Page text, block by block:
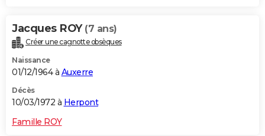
Jacques ROY (7 ans)
Créer une cagnotte obsèques
Naissance
01/12/1964 à Auxerre
Décès
10/03/1972 à Herpont
Famille ROY